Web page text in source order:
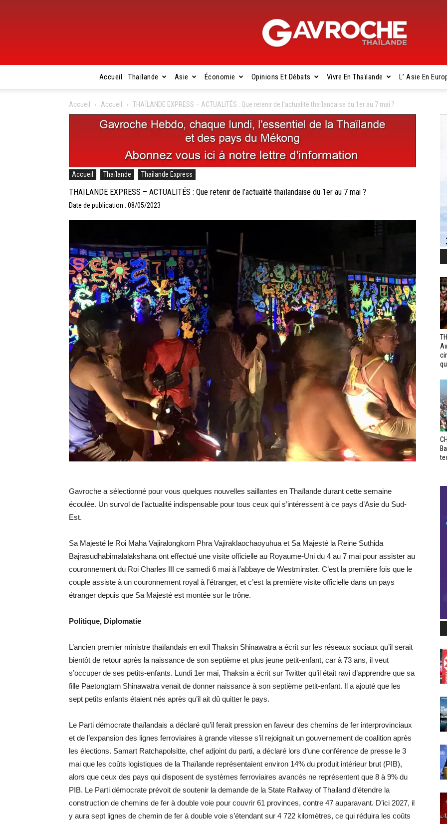
Gavroche
Accueil Thaïlande Asie Économie Opinions Et Débats Vivre En Thaïlande L’ Asie En
Accueil Accueil THAÏLANDE EXPRESS – ACTUALITÉS : Que retenir de l’actualité thaïlandaise du 1er au 7 mai ?
Accueil Thaïlande Thailande Express
THAÏLANDE EXPRESS – ACTUALITÉS : Que retenir de l’actualité thaïlandaise du 1er au 7 mai ?
Date de publication : 08/05/2023
Gavroche a sélectionné pour vous quelques nouvelles saillantes en Thaïlande durant cette semaine
écoulée. Un survol de l’actualité indispensable pour tous ceux qui s’intéressent à ce pays d’Asie du Sud-
Est.
Sa Majesté le Roi Maha Vajiralongkorn Phra Vajiraklaochaoyuhua et Sa Majesté la Reine Suthida
Bajrasudhabimalalakshana ont effectué une visite officielle au Royaume-Uni du 4 au 7 mai pour assister au
couronnement du Roi Charles III ce samedi 6 mai à l’abbaye de Westminster. C’est la première fois que le
couple assiste à un couronnement royal à l’étranger, et c’est la première visite officielle dans un pays
étranger depuis que Sa Majesté est montée sur le trône.
Politique, Diplomatie
L’ancien premier ministre thaïlandais en exil Thaksin Shinawatra a écrit sur les réseaux sociaux qu’il serait
bientôt de retour après la naissance de son septième et plus jeune petit-enfant, car à 73 ans, il veut
s’occuper de ses petits-enfants. Lundi 1er mai, Thaksin a écrit sur Twitter qu’il était ravi d’apprendre que sa
fille Paetongtarn Shinawatra venait de donner naissance à son septième petit-enfant. Il a ajouté que les
sept petits enfants étaient nés après qu’il ait dû quitter le pays.
Le Parti démocrate thaïlandais a déclaré qu’il ferait pression en faveur des chemins de fer interprovinciaux
et de l’expansion des lignes ferroviaires à grande vitesse s’il rejoignait un gouvernement de coalition après
les élections. Samart Ratchapolsitte, chef adjoint du parti, a déclaré lors d’une conférence de presse le 3
mai que les coûts logistiques de la Thaïlande représentaient environ 14% du produit intérieur brut (PIB),
alors que ceux des pays qui disposent de systèmes ferroviaires avancés ne représentent que 8 à 9% du
PIB. Le Parti démocrate prévoit de soutenir la demande de la State Railway of Thailand d’étendre la
construction de chemins de fer à double voie pour couvrir 61 provinces, contre 47 auparavant. D’ici 2027, il
y aura sept lignes de chemin de fer à double voie s’étendant sur 4 722 kilomètres, ce qui réduira les coûts